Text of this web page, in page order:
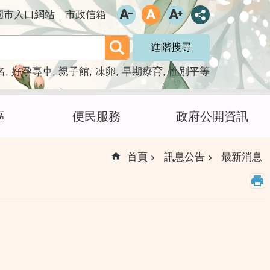
市入口網站 市政信箱
進階搜尋
好孕專車 親子館 凍卵 早期療育 性別平等
便民服務 政府公開資訊
首頁 訊息公告 最新消息